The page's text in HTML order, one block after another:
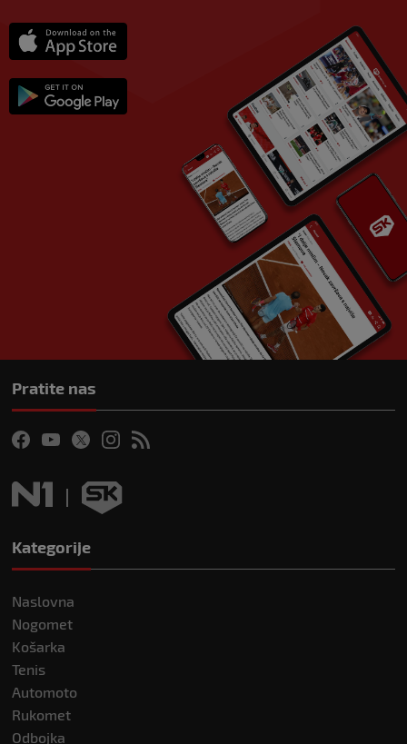
Pratite nas
Kategorije
Naslovna
Nogomet
Košarka
Tenis
Automoto
Rukomet
Odbojka